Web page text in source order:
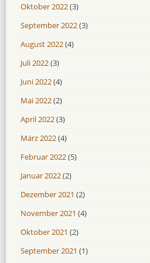
Oktober 2022(3)
September 2022(3)
August 2022(4)
Juli 2022(3)
Juni 2022(4)
Mai 2022(2)
April 2022(3)
März 2022(4)
Februar 2022(5)
Januar 2022(2)
Dezember 2021 (2)
November 2021 (4)
Oktober 2021 (2)
September 2021 (1)